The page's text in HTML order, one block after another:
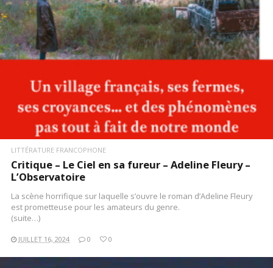
LITTÉRATURE FRANCOPHONE
Critique – Le Ciel en sa fureur – Adeline Fleury –
L’Observatoire
La scène horrifique sur laquelle s’ouvre le roman d’Adeline Fleury
est prometteuse pour les amateurs du genre.
(suite…)
JUILLET 16, 2024 0 0